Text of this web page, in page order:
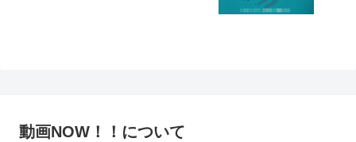
動画NOW！！について